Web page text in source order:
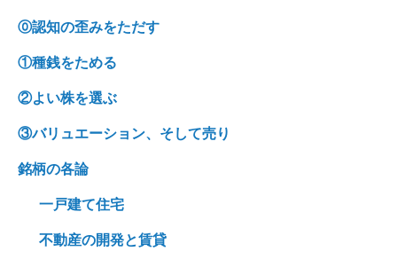
⓪認知の歪みをただす
①種銭をためる
②よい株を選ぶ
③バリュエーション、そして売り
銘柄の各論
一戸建て住宅
不動産の開発と賃貸